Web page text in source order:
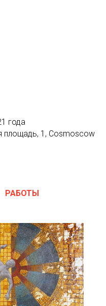
года
площадь, 1, Cosmoscow
РАБОТЫ